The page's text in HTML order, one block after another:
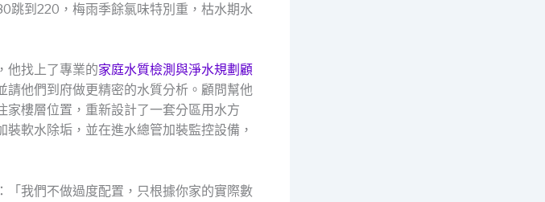
跳到220，梅雨季餘氯味特別重，枯水期水
他找上了專業的家庭水質檢測與淨水規劃顧
請他們到府做更精密的水質分析。顧問幫他
樓層位置，重新設計了一套分區用水方
軟水除垢，並在進水總管加裝監控設備，
「我們不做過度配置，只根據你家的實際數